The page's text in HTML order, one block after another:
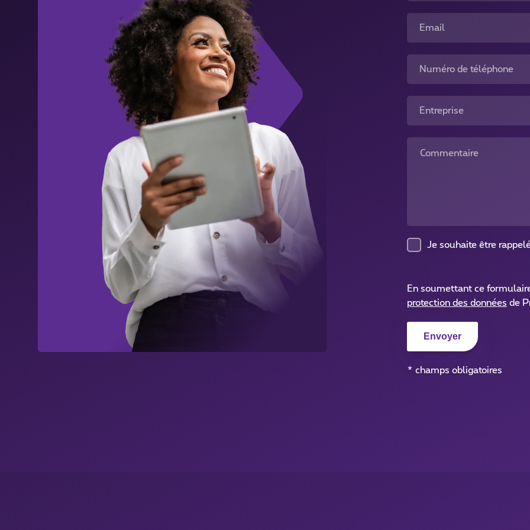
Email
Numéro de téléphone
Entreprise
Commentaire
Je souhaite être
En soumettant ce
protection des données de
* champs obligatoires